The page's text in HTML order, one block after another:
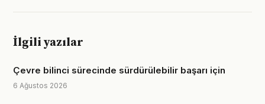
İlgili yazılar
Çevre bilinci sürecinde sürdürülebilir başarı için
6 Ağustos 2026